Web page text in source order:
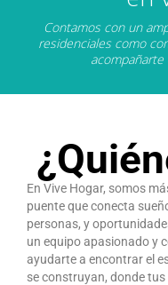
Contamos con un
residenciales como
acompañarte
En Vive Hogar, somos
puente que conecta
personas, y
un equipo apasionado y
ayudarte a encontrar el
se construyan, donde